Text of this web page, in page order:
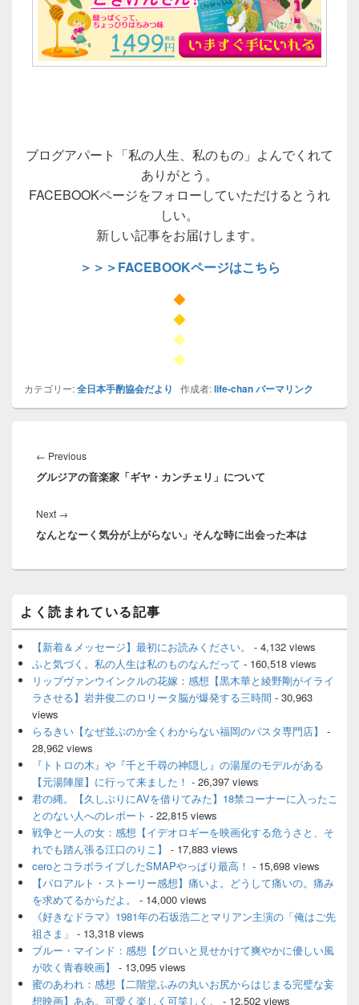
ブログアパート「私の人生、私のもの」よんでくれて
ありがとう。
FACEBOOKページをフォローしていただけるとうれ
しい。
新しい記事をお届けします。
＞＞＞FACEBOOKページはこちら
◆
◆
◆
◆
カテゴリー:全日本手酌協会だより 作成者:life-chanパーマリンク
稿
ナ
ゲ
ー
シ
← PreviousPrevious
post:
グルジアの音楽家「ギヤ・カンチェリ」について
Next →
post:
なんとなーく気分が上がらない」そんな時に出会った本は
ン
サ
イ
ィ
ェ
エ
ア
よく読まれている記事
【新着＆メッセージ】最初にお読みください。
- 4,132 views
ふと気づく。私の人生は私のものなんだって - 160,518 views
リップヴァンウインクルの花嫁：感想【黒木華と綾野剛がイライ
ラさせる】岩井俊二のロリータ脳が爆発する三時間 - 30,963
views
らるきい【なぜ並ぶのか全くわからない福岡のパスタ専門店】
-
28,962 views
『トトロの木』や『千と千尋の神隠し』の湯屋のモデルがある
【元湯陣屋】に行って来ました！ - 26,397 views
君の縄。【久しぶりにAVを借りてみた】18禁コーナーに入ったこ
とのない人へのレポート - 22,815 views
戦争と一人の女：感想【イデオロギーを映画化する危うさと、そ
れでも踏ん張る江口のりこ】
- 17,883 views
ceroとコラボライブしたSMAPやっぱり最高！ - 15,698 views
【パロアルト・ストーリー感想】痛いよ。どうして痛いの。痛み
を求めてるからだよ。
- 14,000 views
《好きなドラマ》1981年の石坂浩二とマリアン主演の「俺はご先
祖さま」 - 13,318 views
ブルー・マインド：感想【グロいと見せかけて爽やかに優しい風
が吹く青春映画】
- 13,095 views
蜜のあわれ：感想【二階堂ふみの丸いお尻からはじまる完璧な妄
想映画】ああ。可愛く楽しく可笑しく。
- 12,502 views